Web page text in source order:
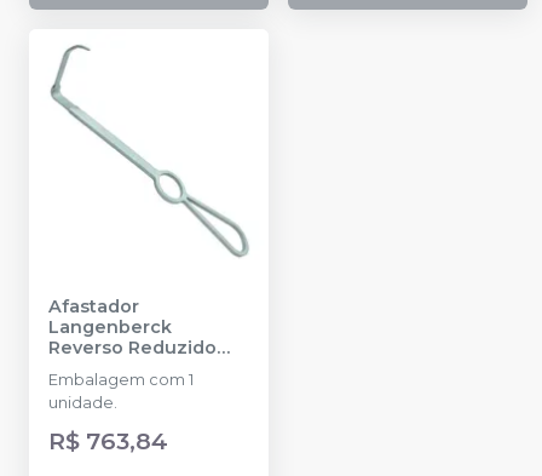
Afastador
Langenberck
Reverso Reduzido
OMiQ
Embalagem com 1
unidade.
R$ 763,84